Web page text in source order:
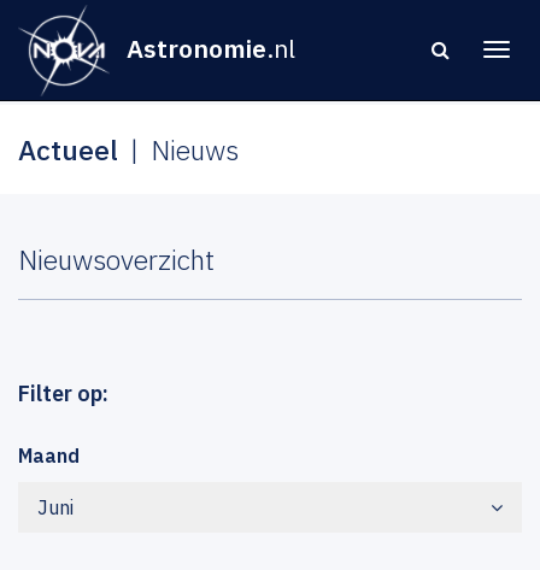
Astronomie.nl
Actueel Nieuws
Nieuwsoverzicht
Filter op:
Maand
Juni